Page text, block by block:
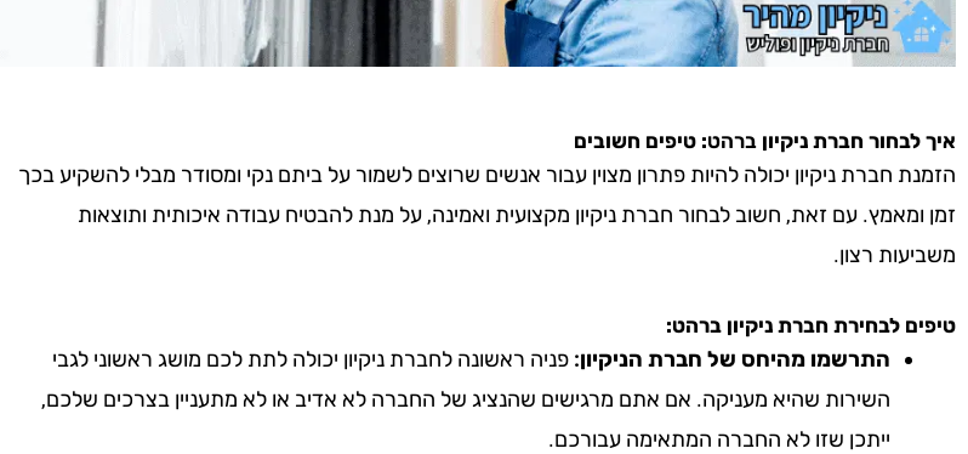
איך לבחור חברת ניקיון ברהט: טיפים חשובים
הזמנת חברת ניקיון יכולה להיות פתרון מצוין עבור אנשים שרוצים לשמור על ביתם נקי ומסודר מבלי להשקיע בכך
זמן ומאמץ. עם זאת, חשוב לבחור חברת ניקיון מקצועית ואמינה, על מנת להבטיח עבודה איכותית ותוצאות
משביעות רצון.
טיפים לבחירת חברת ניקיון ברהט:
התרשמו מהיחס של חברת הניקיון: פניה ראשונה לחברת ניקיון יכולה לתת לכם מושג ראשוני לגבי
השירות שהיא מעניקה. אם אתם מרגישים שהנציג של החברה לא אדיב או לא מתעניין בצרכים שלכם,
ייתכן שזו לא החברה המתאימה עבורכם.